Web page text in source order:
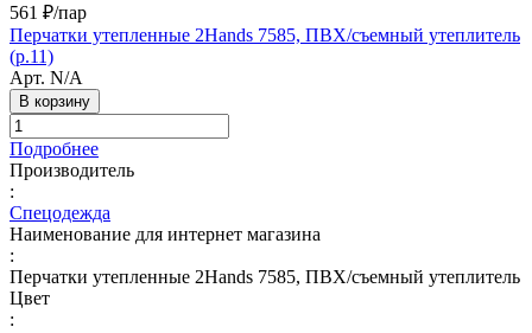
561 ₽/пар
Перчатки утепленные 2Hands 7585, ПВХ/съемный утеплитель
(р.11)
Арт. N/A
В корзину
Подробнее
Производитель
:
Спецодежда
Наименование для интернет магазина
:
Перчатки утепленные 2Hands 7585, ПВХ/съемный утеплитель
Цвет
: